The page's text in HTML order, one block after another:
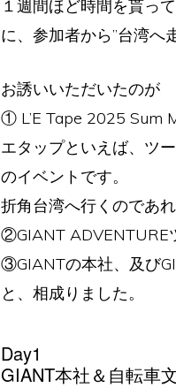
１週間ほど時間を貰っ
に、参加者から”台湾へ
お誘いいただいたのが
① L’E Tape 2025 Sum
エタップといえば、ツ
のイベントです。
折角台湾へ行くのであれ
②GIANT ADVENTURE
③GIANTの本社、及び
と、相成りました。
Day1
GIANT本社＆自転車